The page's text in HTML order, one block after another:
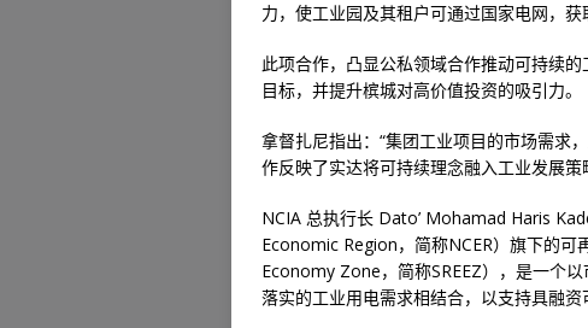
力，使工业园及其租户可通过国家电网，
此项合作，凸显公私领域合作推动可持续
目标，并提升槟城对高价值投资的吸引力。
拿督扎尼指出：“集团工业项目的市场需求
作反映了实达将可持续理念融入工业发展
NCIA 总执行长 Dato’ Mohamad Haris
Economic Region，简称NCER）旗下的
Economy Zone，简称SREEZ），是一个
落实的工业用电需求相结合，以支持具融资